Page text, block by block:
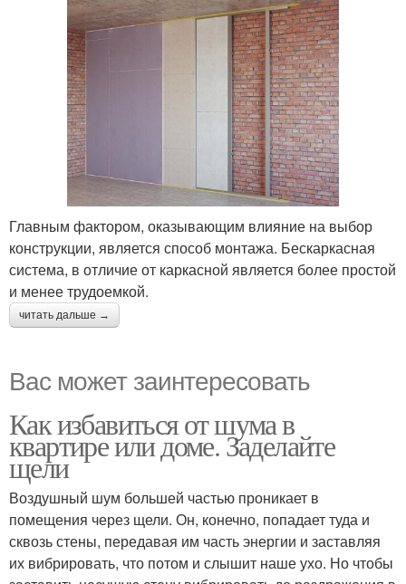
Главным фактором, оказывающим влияние на выбор
конструкции, является способ монтажа. Бескаркасная
система, в отличие от каркасной является более простой
и менее трудоемкой.
читать дальше →
Вас может заинтересовать
Как избавиться от шума в
квартире или доме. Заделайте
щели
Воздушный шум большей частью проникает в
помещения через щели. Он, конечно, попадает туда и
сквозь стены, передавая им часть энергии и заставляя
их вибрировать, что потом и слышит наше ухо. Но чтобы